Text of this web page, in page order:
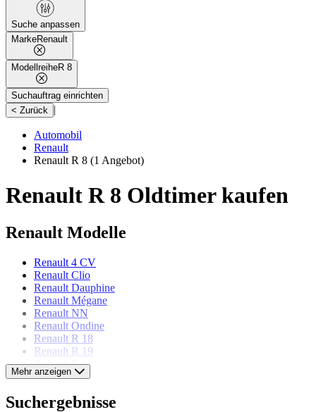
Suche anpassen
MarkeRenault
ModellreiheR 8
Suchauftrag einrichten
< Zurück |
Automobil
Renault
Renault R 8 (1 Angebot)
Renault R 8 Oldtimer kaufen
Renault Modelle
Renault 4 CV
Renault Clio
Renault Dauphine
Renault Mégane
Renault NN
Renault Ondine
Renault R 18
Renault R 19
Renault R 4
Renault R 5
Renault Twingo
Mehr anzeigen
Suchergebnisse